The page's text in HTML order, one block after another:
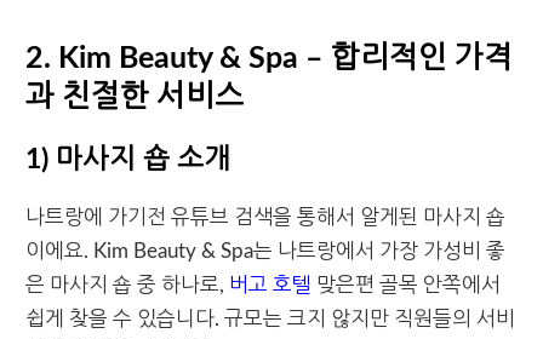
2. Kim Beauty & Spa – 합리적인 가격
과 친절한 서비스
1) 마사지 숍 소개
나트랑에 가기전 유튜브 검색을 통해서 알게된 마사지 숍
이에요. Kim Beauty & Spa는 나트랑에서 가장 가성비 좋
은 마사지 숍 중 하나로, 버고 호텔 맞은편 골목 안쪽에서
쉽게 찾을 수 있습니다. 규모는 크지 않지만 직원들의 서비